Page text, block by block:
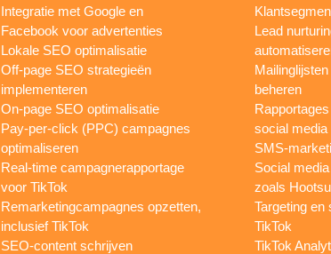
Integratie met Google en
Facebook voor advertenties
Lokale SEO optimalisatie
Off-page SEO strategieën
implementeren
On-page SEO optimalisatie
Pay-per-click (PPC) campagnes
optimaliseren
Real-time campagnerapportage
voor TikTok
Remarketingcampagnes opzetten,
inclusief TikTok
SEO-content schrijven
Lead
beheren
social
SMS-
Social
zoals
Targeting en
TikTok
TikTok